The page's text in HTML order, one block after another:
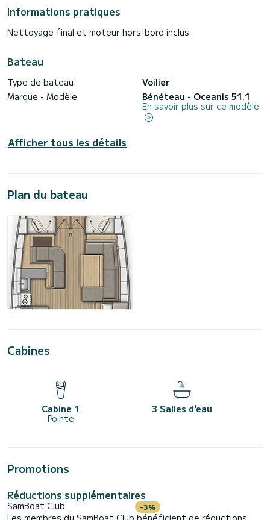
Informations pratiques
Nettoyage final et moteur hors-bord inclus
Bateau
Type de bateau
Voilier
Marque - Modèle
Bénéteau - Oceanis 51.1
En savoir plus sur ce modèle
Afficher tous les détails
Plan du bateau
Cabines
Cabine 1
Pointe
3 Salles d'eau
Promotions
Réductions supplémentaires
SamBoat Club -3%